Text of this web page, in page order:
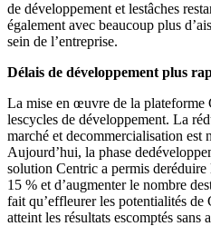
de développement et lestâches
également avec beaucoup plus
sein de l’entreprise.
Délais de développement plus
La mise en œuvre de la plateforme
lescycles de développement. La
marché et decommercialisation est
Aujourd’hui, la phase
solution Centric a permis
15 % et d’augmenter le nombre
fait qu’effleurer les potentialités de
atteint les résultats escomptés sans